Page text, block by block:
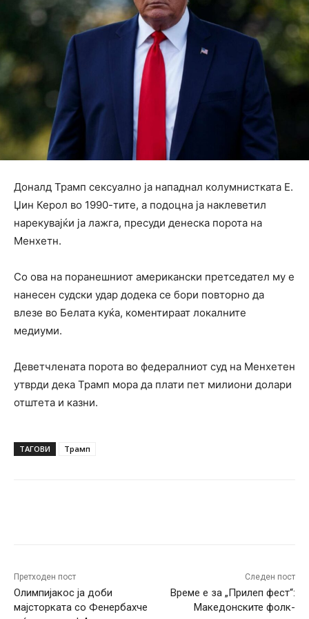
Доналд Трамп сексуално ја нападнал колумнистката Е.
Џин Керол во 1990-тите, а подоцна ја наклеветил
нарекувајќи ја лажга, пресуди денеска порота на
Менхетн.
Со ова на поранешниот американски претседател му е
нанесен судски удар додека се бори повторно да
влезе во Белата куќа, коментираат локалните
медиуми.
Деветчлената порота во федералниот суд на Менхетен
утврди дека Трамп мора да плати пет милиони долари
отштета и казни.
ТАГОВИ Трамп
Претходен пост
Олимпијакос ја доби
мајсторката со Фенербахче
Следен пост
Време е за „Прилеп фест“:
Македонските фолк-